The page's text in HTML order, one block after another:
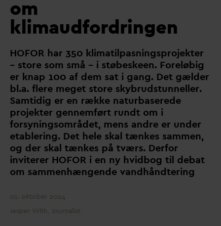
om
klimaudfordringen
HOFOR har 350 klimatilpasningsprojekter
– store som små – i støbeskeen. Foreløbig
er knap 100 af dem sat i gang. Det gælder
bl.a. flere meget store skybrudstunneller.
Samtidig er en række naturbaserede
projekter gennemført rundt om i
forsyningsområdet, mens andre er under
etablering. Det hele skal tænkes sammen,
og der skal tænkes på tværs. Derfor
inviterer HOFOR i en ny hvidbog til debat
om sammenhængende vandhåndtering
01. oktober 2024
Jesper With, Journalist